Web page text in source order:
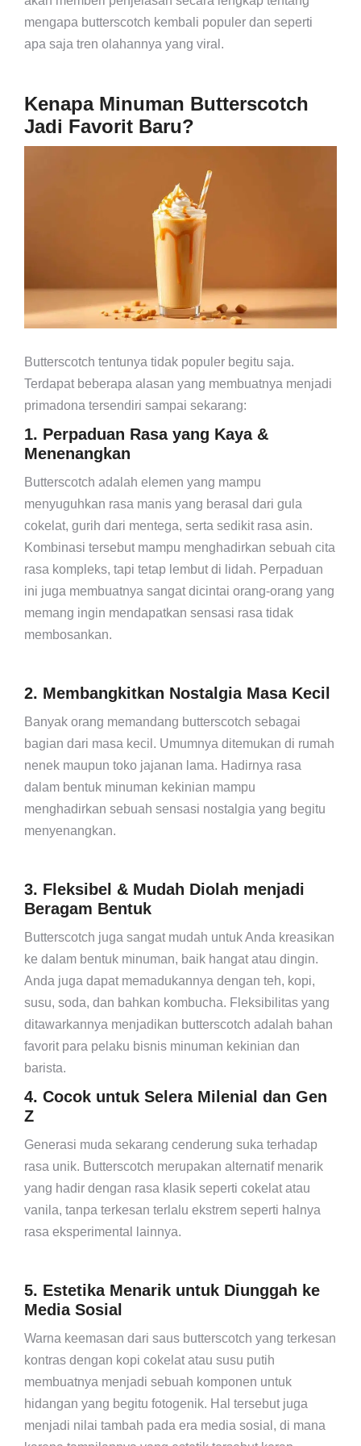
mengapa butterscotch kembali populer dan seperti
apa saja tren olahannya yang viral.
Kenapa Minuman Butterscotch
Jadi Favorit Baru?
Butterscotch tentunya tidak populer begitu saja.
Terdapat beberapa alasan yang membuatnya menjadi
primadona tersendiri sampai sekarang:
1. Perpaduan Rasa yang Kaya &
Menenangkan
Butterscotch adalah elemen yang mampu
menyuguhkan rasa manis yang berasal dari gula
cokelat, gurih dari mentega, serta sedikit rasa asin.
Kombinasi tersebut mampu menghadirkan sebuah cita
rasa kompleks, tapi tetap lembut di lidah. Perpaduan
ini juga membuatnya sangat dicintai orang-orang yang
memang ingin mendapatkan sensasi rasa tidak
membosankan.
2. Membangkitkan Nostalgia Masa Kecil
Banyak orang memandang butterscotch sebagai
bagian dari masa kecil. Umumnya ditemukan di rumah
nenek maupun toko jajanan lama. Hadirnya rasa
dalam bentuk minuman kekinian mampu
menghadirkan sebuah sensasi nostalgia yang begitu
menyenangkan.
3. Fleksibel & Mudah Diolah menjadi
Beragam Bentuk
Butterscotch juga sangat mudah untuk Anda kreasikan
ke dalam bentuk minuman, baik hangat atau dingin.
Anda juga dapat memadukannya dengan teh, kopi,
susu, soda, dan bahkan kombucha. Fleksibilitas yang
ditawarkannya menjadikan butterscotch adalah bahan
favorit para pelaku bisnis minuman kekinian dan
barista.
4. Cocok untuk Selera Milenial dan Gen
Z
Generasi muda sekarang cenderung suka terhadap
rasa unik. Butterscotch merupakan alternatif menarik
yang hadir dengan rasa klasik seperti cokelat atau
vanila, tanpa terkesan terlalu ekstrem seperti halnya
rasa eksperimental lainnya.
5. Estetika Menarik untuk Diunggah ke
Media Sosial
Warna keemasan dari saus butterscotch yang terkesan
kontras dengan kopi cokelat atau susu putih
membuatnya menjadi sebuah komponen untuk
hidangan yang begitu fotogenik. Hal tersebut juga
menjadi nilai tambah pada era media sosial, di mana